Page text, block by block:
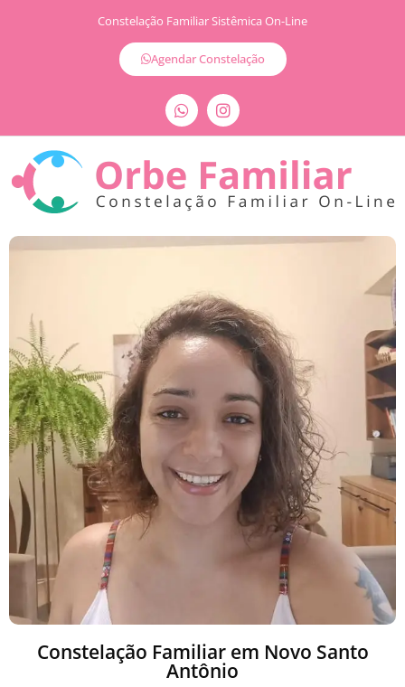
Constelação Familiar Sistêmica On-Line
Agendar Constelação
Constelação Familiar em Novo Santo
Antônio